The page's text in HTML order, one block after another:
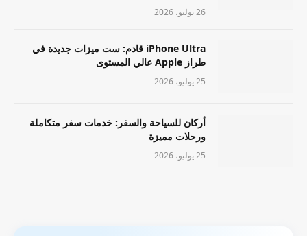
26 يوليو، 2026
iPhone Ultra قادم: ست ميزات جديدة في
طراز Apple عالي المستوى
25 يوليو، 2026
أركان للسياحة والسفر: خدمات سفر متكاملة
ورحلات مميزة
25 يوليو، 2026